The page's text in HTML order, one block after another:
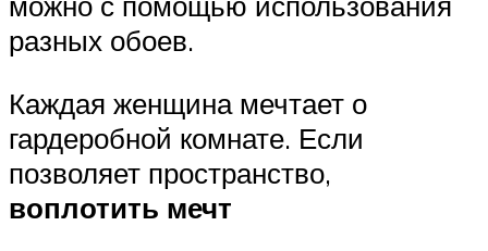
разных обоев.
Каждая женщина мечтает о
гардеробной комнате. Если
позволяет пространство,
воплотить мечт